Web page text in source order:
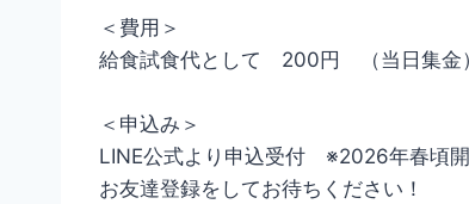
＜費用＞
給食試食代として 200円 （当日集金）
＜申込み＞
LINE公式より申込受付 ※2026年春頃
お友達登録をしてお待ちください！